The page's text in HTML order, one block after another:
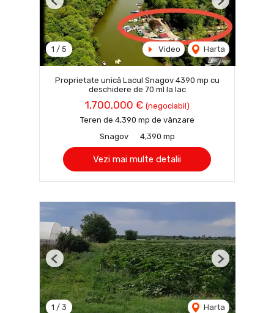
1 / 5 Video Harta
Previous Next
Proprietate unică Lacul Snagov 4390 mp cu
deschidere de 70 ml la lac
1,700,000 € (negociabil)
Teren de 4,390 mp de vânzare
Snagov
4,390 mp
Vezi mai multe detalii
1 / 3 Harta
Previous Next